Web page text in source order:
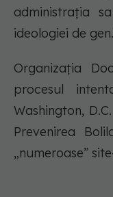
administrația
ideologiei de
Organizația
procesul
Washington,
Prevenirea
„numeroase”